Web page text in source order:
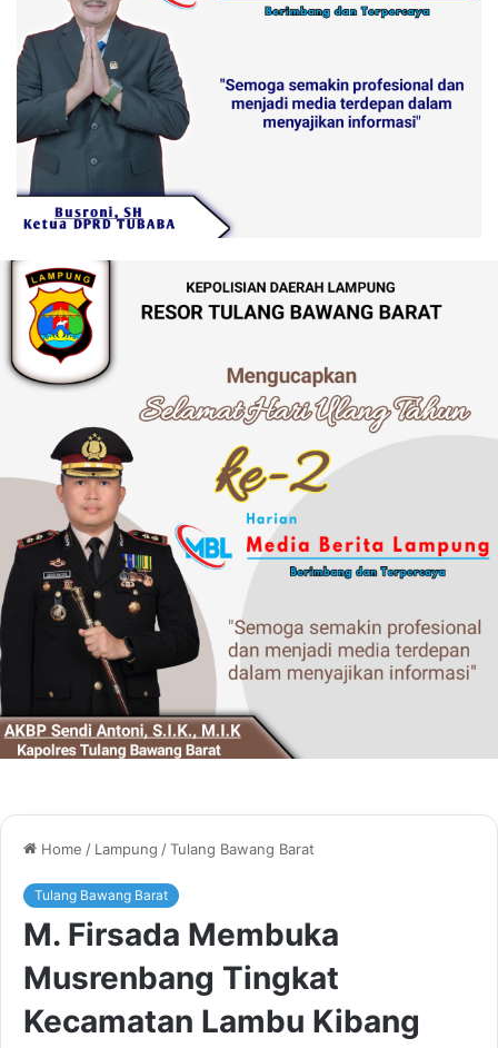
Home / Lampung /Tulang Bawang Barat
Tulang Bawang Barat
M. Firsada Membuka
Musrenbang Tingkat
Kecamatan Lambu Kibang